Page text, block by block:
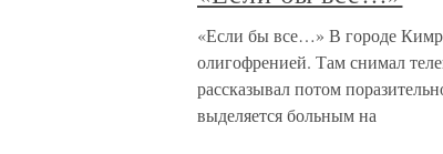
«Если бы все…» В городе
олигофренией. Там снимал
рассказывал потом
выделяется больным на